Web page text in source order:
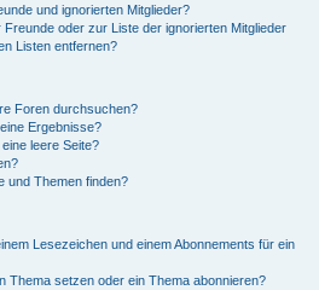
und ignorierten Mitglieder?
oder zur Liste der ignorierten Mitglieder
Listen entfernen?
Foren durchsuchen?
Ergebnisse?
leere Seite?
und Themen finden?
Lesezeichen und einem Abonnements für ein
Thema setzen oder ein Thema abonnieren?